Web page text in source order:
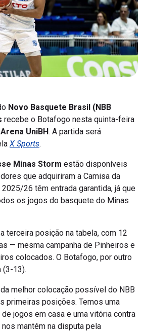
Novo Basquete Brasil (NBB
recebe o Botafogo nesta quinta-feira
Arena UniBH. A partida será
X Sports.
Minas Storm estão disponíveis
que adquiriram a Camisa da
26 têm entrada garantida, já que
os jogos do basquete do Minas
terceira posição na tabela, com 12
— mesma campanha de Pinheiros e
colocados. O Botafogo, por outro
(3-13).
melhor colocação possível do NBB
primeiras posições. Temos uma
jogos em casa e uma vitória contra
mantém na disputa pela